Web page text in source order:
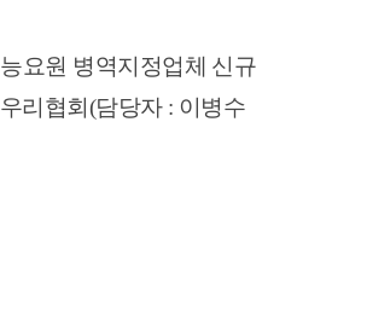
요원 병역지정업체 신규
우리협회(담당자 : 이병수